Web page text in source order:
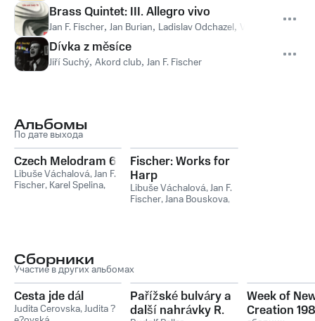
Brass Quintet: III. Allegro vivo
Jan F. Fischer, Jan Burian, Ladislav Odchazel, Vladimír Rejlek
Dívka z měsíce
Jiří Suchý, Akord club, Jan F. Fischer
Альбомы
По дате выхода
Czech Melodram 6
Libuše Váchalová,Jan F.
Fischer, Karel Spelina,
Fischer: Works for
Harp
Libuše Váchalová,Jan F.
Fischer,Jana Bouskova,
Сборники
Участие в других альбомах
Cesta jde dál
Judita Cerovska,Judita ?
Pařížské bulváry a
další nahrávky R.
Week of
Creation